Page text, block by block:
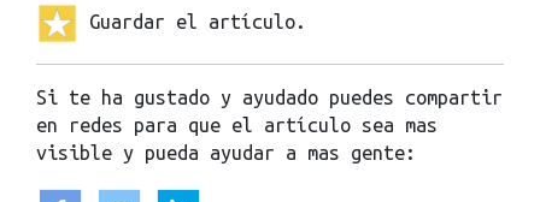
Guardar el artículo.
Si te ha gustado y ayudado puedes compartir
en redes para que el artículo sea mas
visible y pueda ayudar a mas gente: